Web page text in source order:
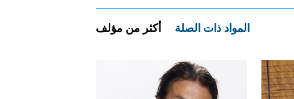
المواد ذات الصلة أكثر من مؤلف